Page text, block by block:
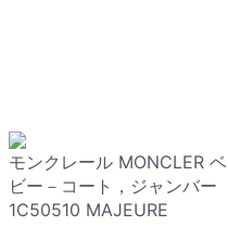
モンクレール MONCLER ベ
ビー－コート，ジャンバー
1C50510 MAJEURE